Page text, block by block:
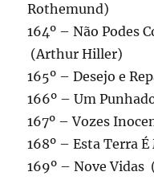
Rothemund)
164º – Não Podes
(Arthur Hiller)
165º – Desejo e
166º – Um
167º – Vozes
168º – Esta Terra
169º – Nove Vidas